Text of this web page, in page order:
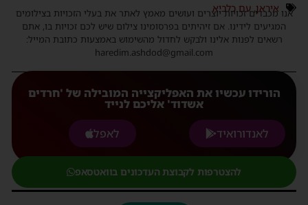
איראן, עם כלביא
אנו מכבדים זכויות יוצרים ועושים מאמץ לאתר את בעלי הזכויות בצילומים
המגיעים לידינו. אם זיהיתים בפרסומינו צילום שיש לכם זכויות בו, אתם
רשאים לפנות אלינו ולבקש לחדול מהשימוש באמצעות כתובת המייל:
haredim.ashdod@gmail.com
הורידו עכשיו את האפליקצייה המובילה של 'חרדים
אשדוד' אליכם לנייד
לאנדורואיד
לאפל
להצטרפות לקבוצת העדכונים בוואטסאפ